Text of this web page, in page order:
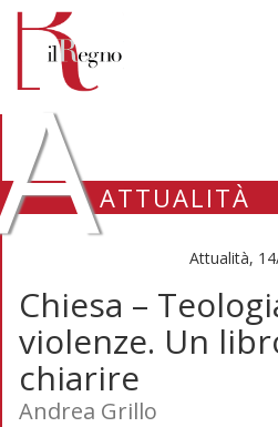
ATTUALITÀ
Attualità,
Chiesa –
violenze. Un
chiarire
Andrea Grillo